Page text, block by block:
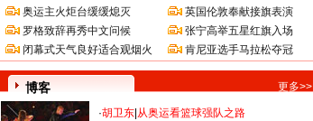
奥运主火炬台缓缓熄灭
罗格致辞再秀中文问候
闭幕式天气良好适合观烟火
英国伦敦奉献接旗表演
张宁高举五星红旗入场
肯尼亚选手马拉松夺冠
博客 更多>>
·胡卫东 从奥运看篮球强队之路